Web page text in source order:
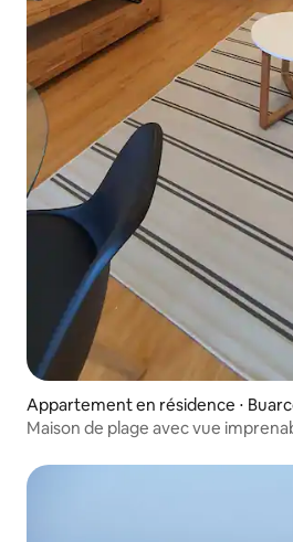
Appartement en résidence ⋅
Maison de plage avec vue